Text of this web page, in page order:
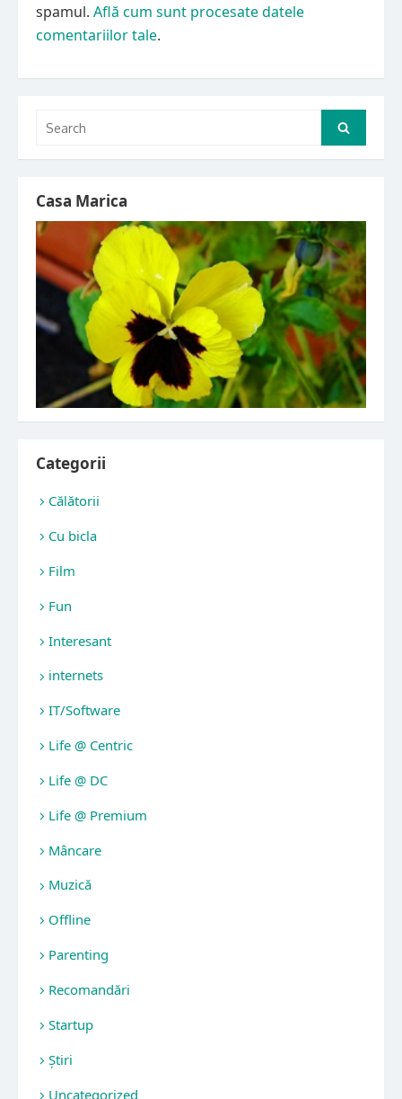
spamul. Află cum sunt procesate datele
comentariilor tale.
Search
Search
Casa Marica
Categorii
Călătorii
Cu bicla
Film
Fun
Interesant
internets
IT/Software
Life @ Centric
Life @ DC
Life @ Premium
Mâncare
Muzică
Offline
Parenting
Recomandări
Startup
Știri
Uncategorized